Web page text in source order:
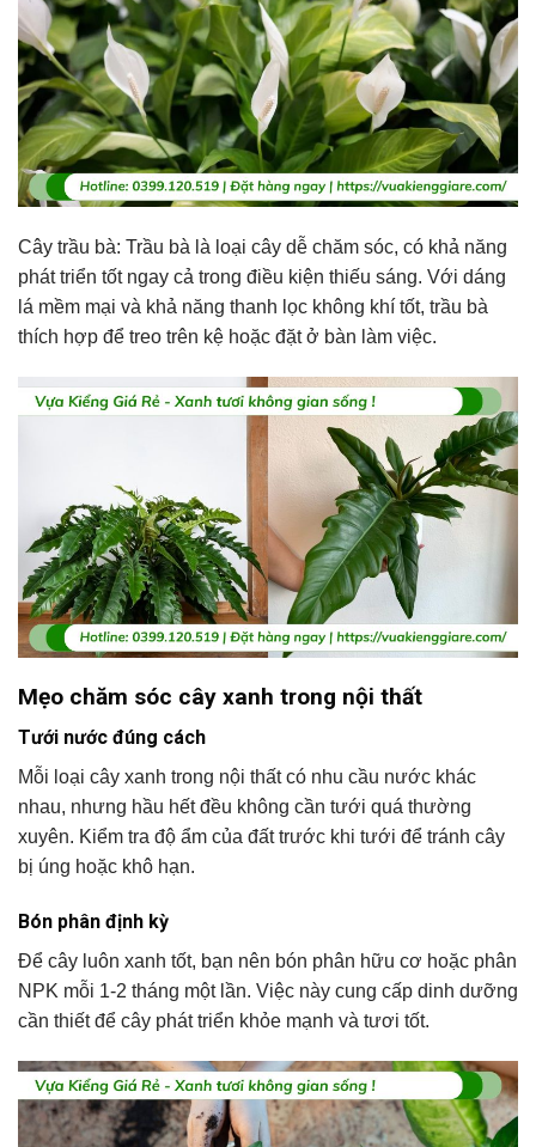
Cây trầu bà: Trầu bà là loại cây dễ chăm sóc, có khả năng
phát triển tốt ngay cả trong điều kiện thiếu sáng. Với dáng
lá mềm mại và khả năng thanh lọc không khí tốt, trầu bà
thích hợp để treo trên kệ hoặc đặt ở bàn làm việc.
Mẹo chăm sóc cây xanh trong nội thất
Tưới nước đúng cách
Mỗi loại cây xanh trong nội thất có nhu cầu nước khác
nhau, nhưng hầu hết đều không cần tưới quá thường
xuyên. Kiểm tra độ ẩm của đất trước khi tưới để tránh cây
bị úng hoặc khô hạn.
Bón phân định kỳ
Để cây luôn xanh tốt, bạn nên bón phân hữu cơ hoặc phân
NPK mỗi 1-2 tháng một lần. Việc này cung cấp dinh dưỡng
cần thiết để cây phát triển khỏe mạnh và tươi tốt.